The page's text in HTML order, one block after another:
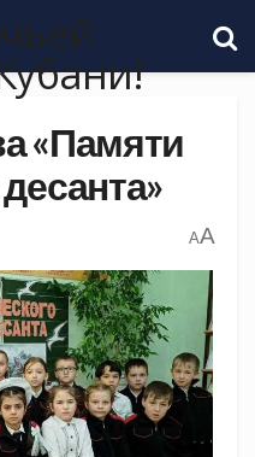
«Памяти
AA